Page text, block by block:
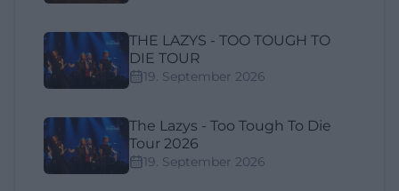
THE LAZYS - TOO TOUGH TO
DIE TOUR
19. September 2026
The Lazys - Too Tough To Die
Tour 2026
19. September 2026